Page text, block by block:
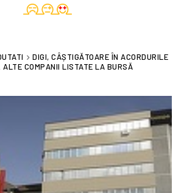
DIGI, CÂȘTIGĂTOARE ÎN ACORDURILE
ALTE COMPANII LISTATE LA BURSĂ